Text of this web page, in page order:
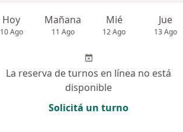
Hoy
10 Ago
Mañana
11 Ago
Mié
12 Ago
Jue
13 Ago
La reserva de turnos en línea no está
disponible
Solicitá un turno